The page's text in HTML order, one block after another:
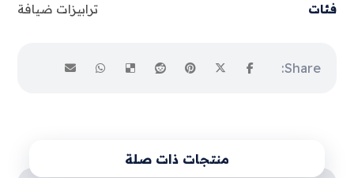
فئات ترابيزات ضيافة
منتجات ذات صلة